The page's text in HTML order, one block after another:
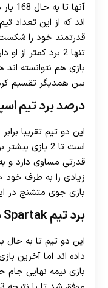
قدرتمند خود را
بازی هم نتوانسته
بین همدیگر تقسیم
درصد برد تیم
این دو تیم تقریبا
است تا 2 بازی
قدرتی مساوی دارد و
زیادی را به طرف
بازی جوی متشنج در
برد تیم Spartak در دربی مسکو
این دو تیم تا به حال
داده اند اما آخرین